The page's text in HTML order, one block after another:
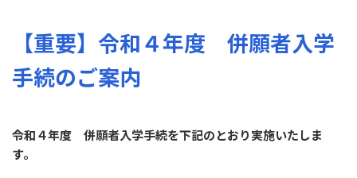
【重要】令和４年度 併願者入学
手続のご案内
令和４年度 併願者入学手続を下記のとおり実施いたしま
す。